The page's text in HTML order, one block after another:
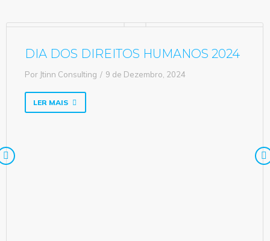
DIA DOS DIREITOS HUMANOS 2024
Por Jtinn Consulting 9 de Dezembro, 2024
LER MAIS